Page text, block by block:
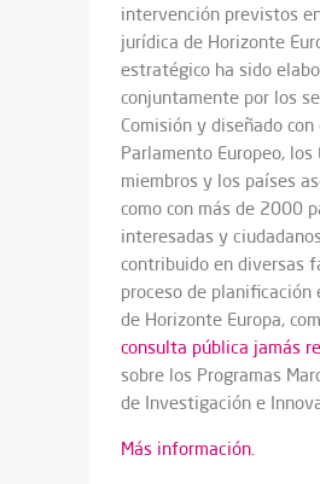
intervención previstos
jurídica de Horizonte
estratégico ha sido
conjuntamente por los
Comisión y diseñado con
Parlamento Europeo, los
miembros y los países
como con más de 2000
interesadas y
contribuido en diversas
proceso de planificación
de Horizonte Europa,
consulta pública jamás
sobre los Programas
de Investigación e
Más información.